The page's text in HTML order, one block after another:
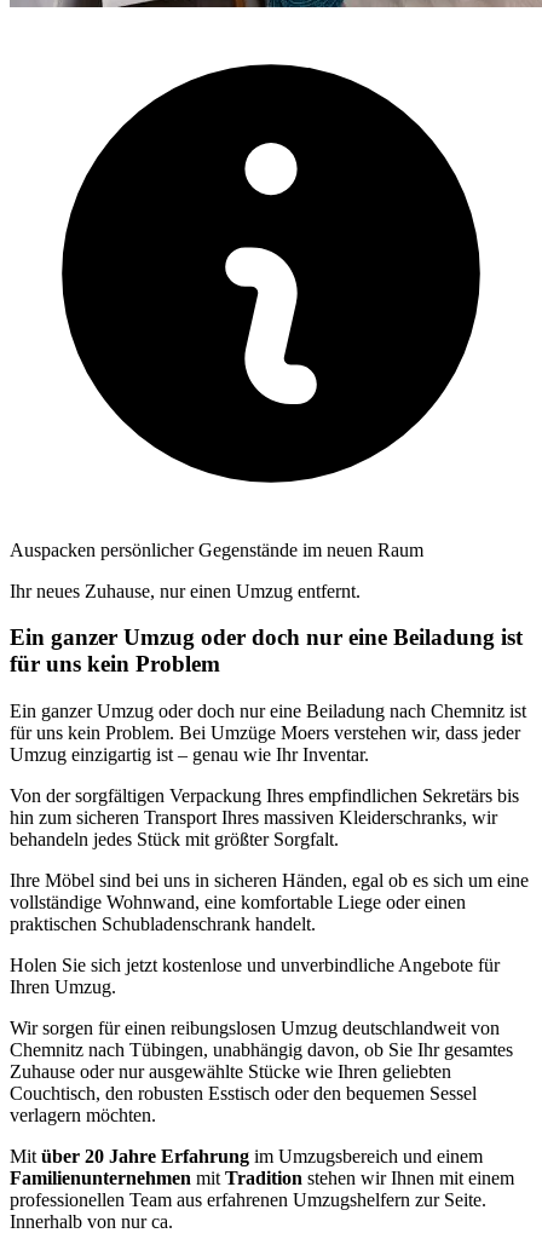
Auspacken persönlicher Gegenstände im neuen Raum
Ihr neues Zuhause, nur einen Umzug entfernt.
Ein ganzer Umzug oder doch nur eine Beiladung ist
für uns kein Problem
Ein ganzer Umzug oder doch nur eine Beiladung nach Chemnitz ist
für uns kein Problem. Bei Umzüge Moers verstehen wir, dass jeder
Umzug einzigartig ist – genau wie Ihr Inventar.
Von der sorgfältigen Verpackung Ihres empfindlichen Sekretärs bis
hin zum sicheren Transport Ihres massiven Kleiderschranks, wir
behandeln jedes Stück mit größter Sorgfalt.
Ihre Möbel sind bei uns in sicheren Händen, egal ob es sich um eine
vollständige Wohnwand, eine komfortable Liege oder einen
praktischen Schubladenschrank handelt.
Holen Sie sich jetzt kostenlose und unverbindliche Angebote für
Ihren Umzug.
Wir sorgen für einen reibungslosen Umzug deutschlandweit von
Chemnitz nach Tübingen, unabhängig davon, ob Sie Ihr gesamtes
Zuhause oder nur ausgewählte Stücke wie Ihren geliebten
Couchtisch, den robusten Esstisch oder den bequemen Sessel
verlagern möchten.
Mit über 20 Jahre Erfahrung im Umzugsbereich und einem
Familienunternehmen mit Tradition stehen wir Ihnen mit einem
professionellen Team aus erfahrenen Umzugshelfern zur Seite.
Innerhalb von nur ca.